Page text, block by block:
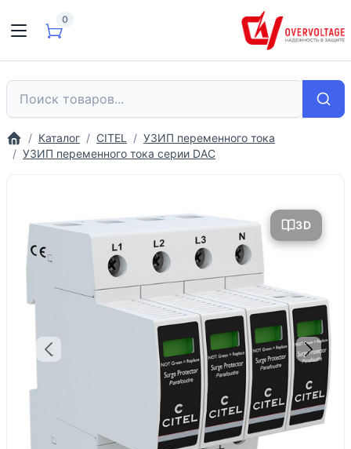
0
Каталог CITEL
УЗИП переменного тока
УЗИП переменного тока серии DAC
3D